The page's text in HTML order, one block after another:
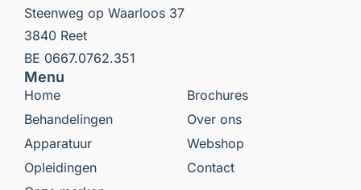
Steenweg op Waarloos 37
3840 Reet
BE 0667.0762.351
Menu
Home
Behandelingen
Apparatuur
Opleidingen
Brochures
Over ons
Webshop
Contact